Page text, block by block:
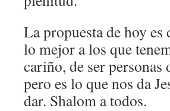
La propuesta de hoy es
lo mejor a los que
cariño, de ser
pero es lo que nos da
dar. Shalom a todos.